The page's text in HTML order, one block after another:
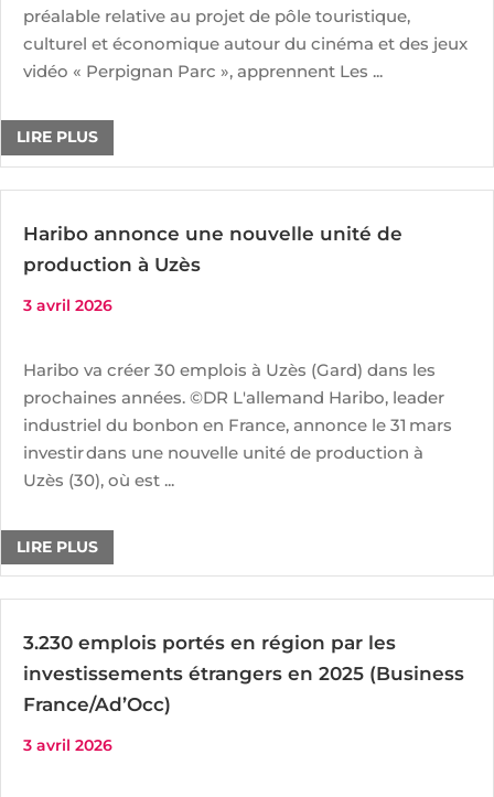
préalable relative au projet de pôle touristique,
culturel et économique autour du cinéma et des jeux
vidéo « Perpignan Parc », apprennent Les ...
LIRE PLUS
Haribo annonce une nouvelle unité de
production à Uzès
3 avril 2026
Haribo va créer 30 emplois à Uzès (Gard) dans les
prochaines années. ©DR L'allemand Haribo, leader
industriel du bonbon en France, annonce le 31 mars
investir dans une nouvelle unité de production à
Uzès (30), où est ...
LIRE PLUS
3.230 emplois portés en région par les
investissements étrangers en 2025 (Business
France/Ad’Occ)
3 avril 2026